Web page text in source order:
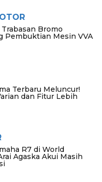
Trabasan Bromo
Pembuktian Mesin VVA
Terbaru Meluncur!
dan Fitur Lebih
R7 di World
Agaska Akui Masih